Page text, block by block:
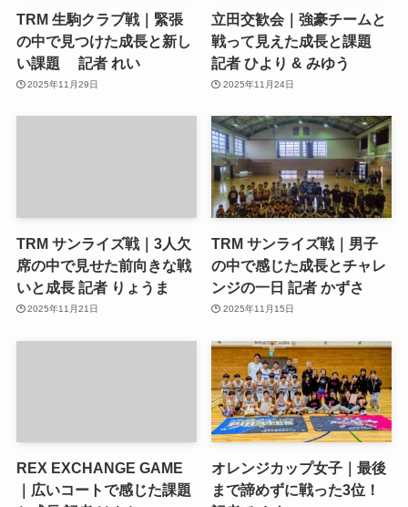
TRM 生駒クラブ戦｜緊張
の中で見つけた成長と新し
い課題 記者 れい
2025年11月29日
立田交歓会｜強豪チームと
戦って見えた成長と課題
記者 ひより & みゆう
2025年11月24日
TRM サンライズ戦｜3人欠
席の中で見せた前向きな戦
いと成長 記者 りょうま
2025年11月21日
TRM サンライズ戦｜男子
の中で感じた成長とチャレ
ンジの一日 記者 かずさ
2025年11月15日
REX EXCHANGE GAME
｜広いコートで感じた課題
オレンジカップ女子｜最後
まで諦めずに戦った3位！